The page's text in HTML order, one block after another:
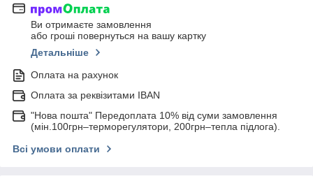
Ви отримаєте замовлення
або гроші повернуться на вашу картку
Детальніше
Оплата на рахунок
Оплата за реквізитами IBAN
"Нова пошта" Передоплата 10% від суми замовлення
(мін.100грн–терморегулятори, 200грн–тепла підлога).
Всі умови оплати